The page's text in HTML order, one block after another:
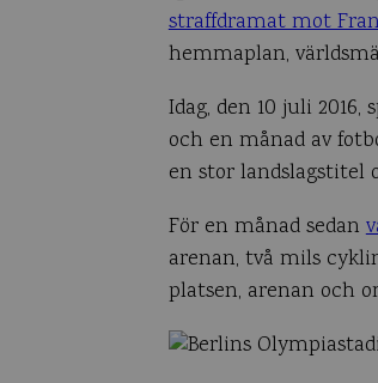
straffdramat mot
hemmaplan,
Idag, den 10 juli
och en månad av
en stor landslagstitel
För en månad sedan
arenan, två mils
platsen, arenan och